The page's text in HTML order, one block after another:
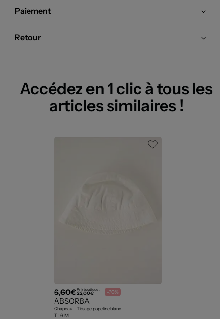
Paiement
Retour
Accédez en 1 clic à tous les
articles similaires !
6,60€Prix boutique :
22,00€ -70%
ABSORBA
Chapeau - Tissage popeline blanc
T : 6 M